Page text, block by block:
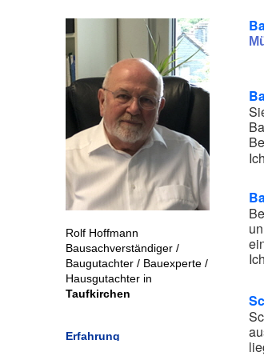
Rolf Hoffmann
Bausachverständiger /
Baugutachter / Bauexperte /
Hausgutachter in
Taufkirchen
Erfahrung